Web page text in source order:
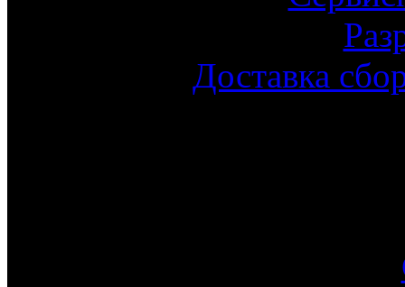
Доставка